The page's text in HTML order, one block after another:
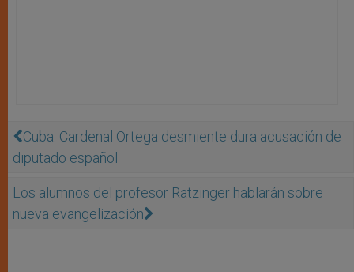
Cuba: Cardenal Ortega desmiente dura acusación de
diputado español
Los alumnos del profesor Ratzinger hablarán sobre
nueva evangelización